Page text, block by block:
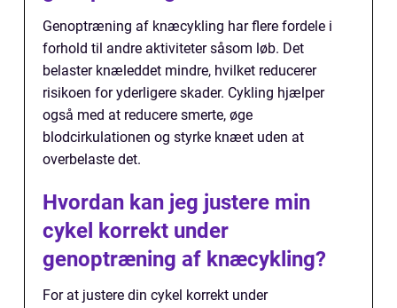
Genoptræning af knæcykling har flere fordele i
forhold til andre aktiviteter såsom løb. Det
belaster knæleddet mindre, hvilket reducerer
risikoen for yderligere skader. Cykling hjælper
også med at reducere smerte, øge
blodcirkulationen og styrke knæet uden at
overbelaste det.
Hvordan kan jeg justere min
cykel korrekt under
genoptræning af knæcykling?
For at justere din cykel korrekt under